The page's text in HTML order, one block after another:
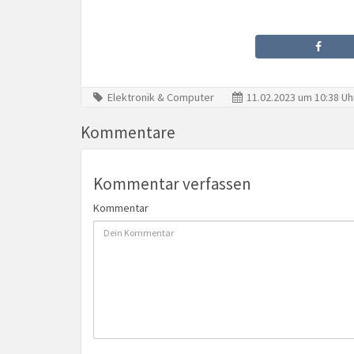
Elektronik & Computer 11.02.2023 um 10:38
Kommentare
Kommentar verfassen
Kommentar